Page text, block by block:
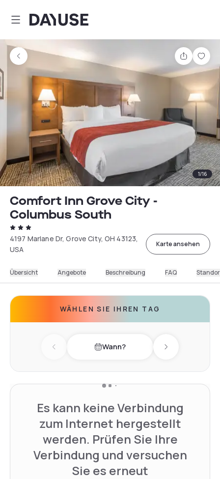
Dayuse
Teilen
1/16
Comfort Inn Grove City -
Columbus South
4197 Marlane Dr, Grove City, OH 43123,
USA
Karte ansehen
Übersicht Angebote Beschreibung FAQ
WÄHLEN SIE IHREN TAG
Previous day Wann? Next day
Es kann keine Verbindung
zum Internet hergestellt
werden. Prüfen Sie Ihre
Verbindung und versuchen
Sie es erneut